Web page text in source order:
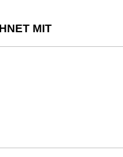
MIT